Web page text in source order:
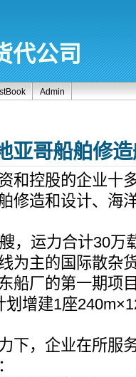
代公司
Admin
亚哥船舶修
和控股的企业十
修造和设计、海
，运力合计30万
为主的国际散杂
船厂的第一期项
划增建1座
下，企业在所服